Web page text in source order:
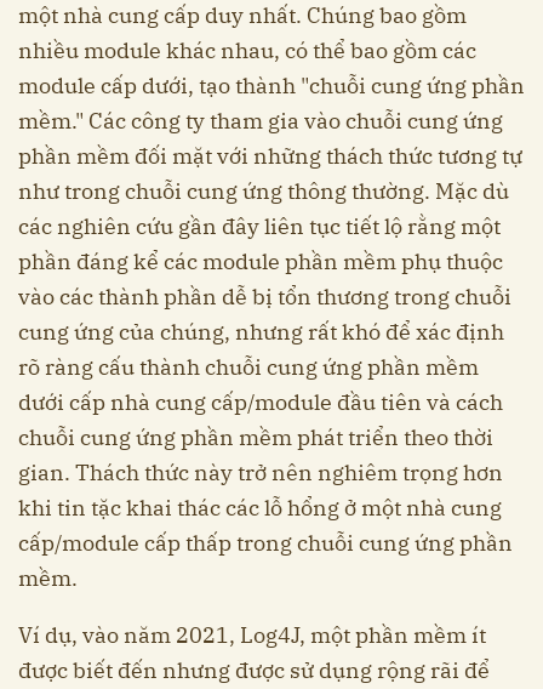
một nhà cung cấp duy nhất. Chúng bao gồm
nhiều module khác nhau, có thể bao gồm các
module cấp dưới, tạo thành "chuỗi cung ứng phần
mềm." Các công ty tham gia vào chuỗi cung ứng
phần mềm đối mặt với những thách thức tương tự
như trong chuỗi cung ứng thông thường. Mặc dù
các nghiên cứu gần đây liên tục tiết lộ rằng một
phần đáng kể các module phần mềm phụ thuộc
vào các thành phần dễ bị tổn thương trong chuỗi
cung ứng của chúng, nhưng rất khó để xác định
rõ ràng cấu thành chuỗi cung ứng phần mềm
dưới cấp nhà cung cấp/module đầu tiên và cách
chuỗi cung ứng phần mềm phát triển theo thời
gian. Thách thức này trở nên nghiêm trọng hơn
khi tin tặc khai thác các lỗ hổng ở một nhà cung
cấp/module cấp thấp trong chuỗi cung ứng phần
mềm.
Ví dụ, vào năm 2021, Log4J, một phần mềm ít
được biết đến nhưng được sử dụng rộng rãi để